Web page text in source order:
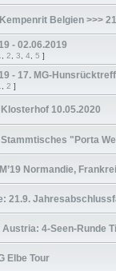
Belgien >>>
- 02.06.2019
2 3 4 5 ]
- 17. MG-
2 ]
10.05.2020
"Porta
Normandie,
21.9.
Austria: 4-Seen-Runde
Elbe Tour